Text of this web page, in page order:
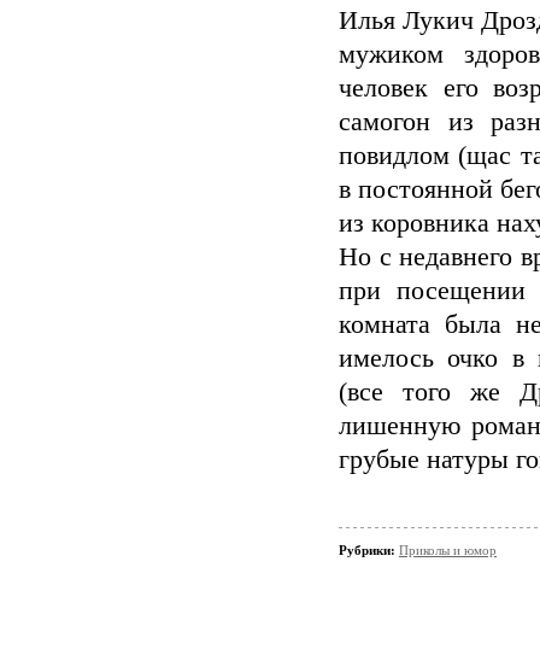
Илья Лукич
мужиком
человек его
самогон из
повидлом (щас
в постоянной
из коровника
Но с недавнего
при посещении
комната была
имелось очко в
(все того же
лишенную
грубые натуры
Рубрики: Приколы и юмор